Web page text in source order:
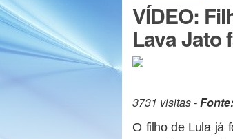
VÍDEO:
Lava Jato
3731 visitas -Fonte:
O filho de Lula já